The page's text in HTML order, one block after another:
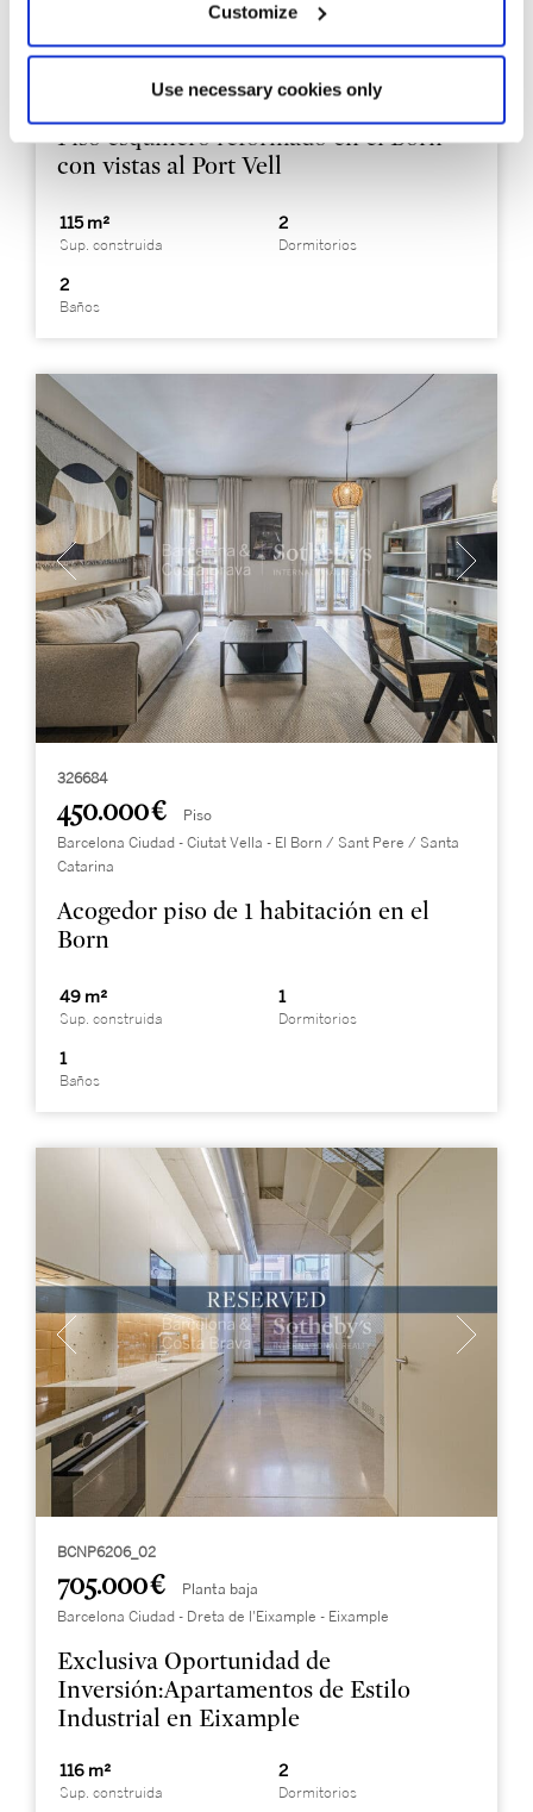
Customize
Use necessary cookies only
1.050.000 € Piso
Piso esquinero reformado en el Born
con vistas al Port Vell
115 m²
Sup. construida
2
Dormitorios
2
Baños
326684
450.000 € Piso
Barcelona Ciudad - Ciutat Vella - El Born / Sant Pere / Santa
Catarina
Acogedor piso de 1 habitación en el
Born
49 m²
Sup. construida
1
Dormitorios
1
Baños
BCNP6206_02
705.000 € Planta baja
Barcelona Ciudad - Dreta de l'Eixample - Eixample
Exclusiva Oportunidad de
Inversión:Apartamentos de Estilo
Industrial en Eixample
116 m²
Sup. construida
2
Dormitorios